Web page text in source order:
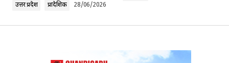
उत्तर प्रदेश प्रादेशिक 28/06/2026